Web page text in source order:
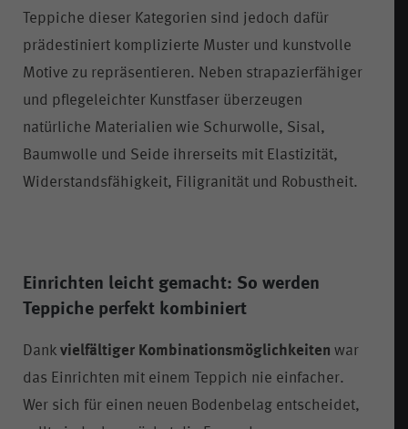
Teppiche dieser Kategorien sind jedoch dafür
prädestiniert komplizierte Muster und kunstvolle
Motive zu repräsentieren. Neben strapazierfähiger
und pflegeleichter Kunstfaser überzeugen
natürliche Materialien wie Schurwolle, Sisal,
Baumwolle und Seide ihrerseits mit Elastizität,
Widerstandsfähigkeit, Filigranität und Robustheit.
Einrichten leicht gemacht: So werden
Teppiche perfekt kombiniert
Dank vielfältiger Kombinationsmöglichkeiten war
das Einrichten mit einem Teppich nie einfacher.
Wer sich für einen neuen Bodenbelag entscheidet,